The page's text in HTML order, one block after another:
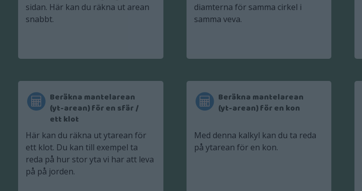
sidan. Här kan du räkna ut arean
snabbt.
diamterna för samma cirkel i
samma veva.
Beräkna mantelarean
(yt-arean) för en sfär /
ett klot
Här kan du räkna ut ytarean för
ett klot. Du kan till exempel ta
reda på hur stor yta vi har att leva
på på jorden.
Beräkna mantelarean
(yt-arean) för en kon
Med denna kalkyl kan du ta reda
på ytarean för en kon.